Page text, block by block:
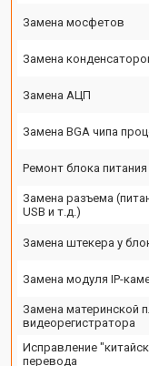
Замена мосфетов
Замена
Замена АЦП
Замена BGA чипа
Ремонт блока
Замена разъема
USB и т.д.)
Замена штекера у
Замена модуля IP-
Замена материнской
видеорегистратора
Исправление
перевода